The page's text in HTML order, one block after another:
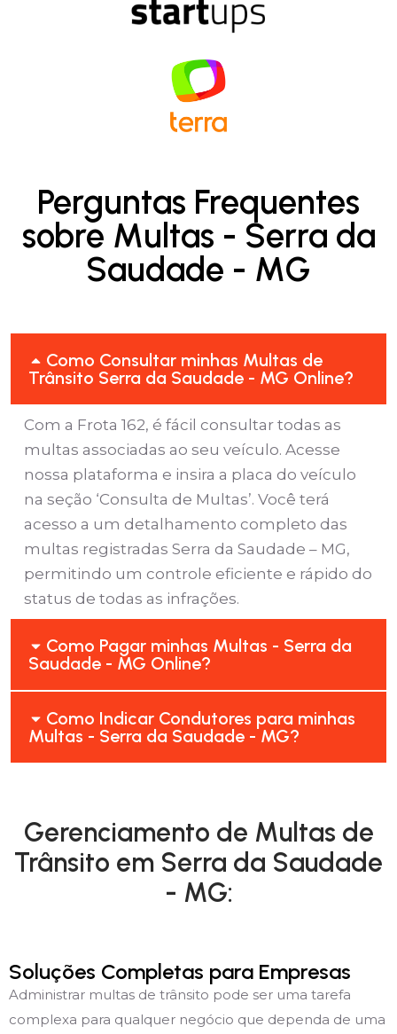
Perguntas Frequentes
sobre Multas - Serra da
Saudade - MG
Como Consultar minhas Multas de
Trânsito Serra da Saudade - MG Online?
Com a Frota 162, é fácil consultar todas as
multas associadas ao seu veículo. Acesse
nossa plataforma e insira a placa do veículo
na seção ‘Consulta de Multas’. Você terá
acesso a um detalhamento completo das
multas registradas Serra da Saudade – MG,
permitindo um controle eficiente e rápido do
status de todas as infrações.
Como Pagar minhas Multas - Serra da
Saudade - MG Online?
Como Indicar Condutores para minhas
Multas - Serra da Saudade - MG?
Gerenciamento de Multas de
Trânsito em Serra da Saudade
- MG:
Soluções Completas para Empresas
Administrar multas de trânsito pode ser uma tarefa
complexa para qualquer negócio que dependa de uma